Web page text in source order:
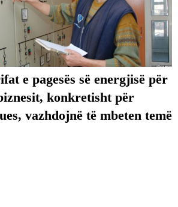
e pagesës së energjisë për
konkretisht për
vazhdojnë të mbeten temë